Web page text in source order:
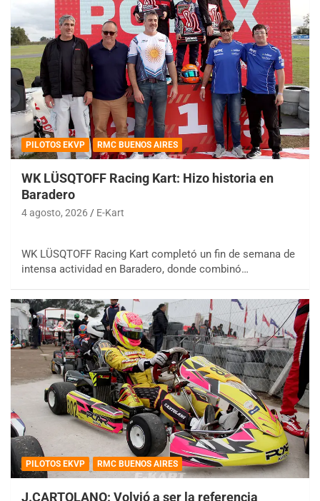
PILOTOS EKVP RMC BUENOS AIRES
WK LÜSQTOFF Racing Kart: Hizo historia en
Baradero
4 agosto, 2026 E-Kart
WK LÜSQTOFF Racing Kart completó un fin de semana de
intensa actividad en Baradero, donde combinó…
PILOTOS EKVP RMC BUENOS AIRES
J.CARTOLANO: Volvió a ser la referencia